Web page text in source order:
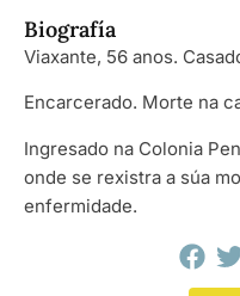
Biografía
Viaxante, 56 anos.
Encarcerado. Morte na
Ingresado na Colonia
onde se rexistra a súa
enfermidade.